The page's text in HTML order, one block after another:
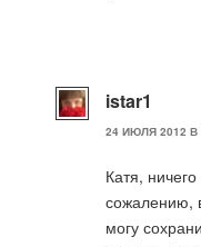
istar1
24 ИЮЛЯ 2012 В
Катя,
сожалению,
могу